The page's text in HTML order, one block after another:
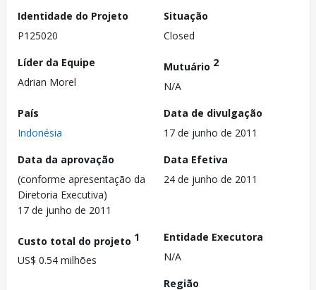
Identidade do Projeto
P125020
Situação
Closed
Líder da Equipe
Adrian Morel
Mutuário 2
N/A
País
Indonésia
Data de divulgação
17 de junho de 2011
Data da aprovação
(conforme apresentação da
Diretoria Executiva)
17 de junho de 2011
Data Efetiva
24 de junho de 2011
Custo total do projeto 1
US$ 0.54 milhões
Entidade Executora
N/A
Região